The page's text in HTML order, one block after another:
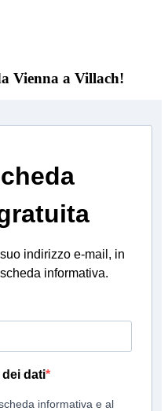
Vienna a Villach!
indirizzo e-mail, in
informativa.
dati
informativa e al